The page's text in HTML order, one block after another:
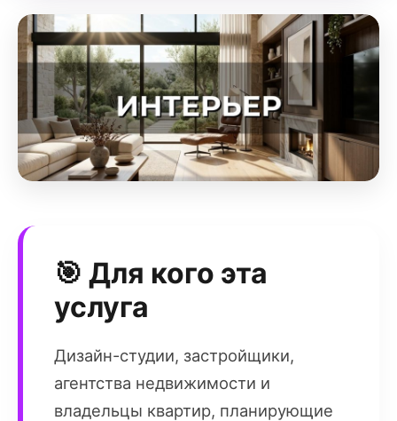
🎯 Для кого эта
услуга
Дизайн-студии, застройщики,
агентства недвижимости и
владельцы квартир, планирующие